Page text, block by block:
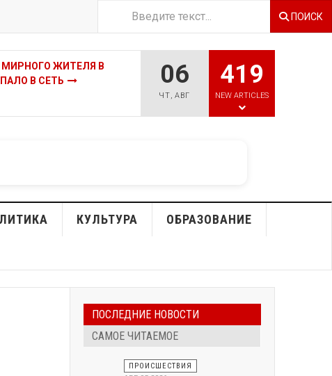
ПОИСК
ПРЕДУПРЕДИЛИ
06
ЧТ,АВГ
419
NEW ARTICLES
КУЛЬТУРА ОБРАЗОВАНИЕ
ПОСЛЕДНИЕ НОВОСТИ
САМОЕ ЧИТАЕМОЕ
ПРОИСШЕСТВИЯ